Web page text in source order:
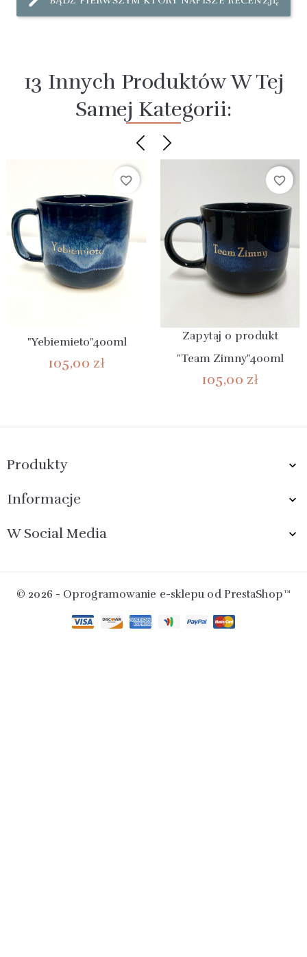
13 Innych Produktów W Tej
Samej Kategorii:
favorite_border
"Yebiemieto"400ml
105,00 zł
Zapytaj o produkt
favorite_border
"Team Zimny"400ml
105,00 zł
Produkty 
Informacje 
W Social Media 
© 2026 - Oprogramowanie e-sklepu od PrestaShop™